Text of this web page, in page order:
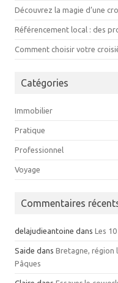
Découvrez la magie d’une
Référencement local : des
Comment choisir votre
Catégories
Immobilier
Pratique
Professionnel
Voyage
Commentaires
delajudieantoine dans Les
Saide dans Bretagne, région
Pâques